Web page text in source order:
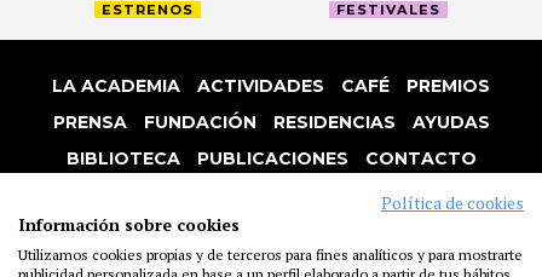
ESTRENOS FESTIVALES
LA ACADEMIA ACTIVIDADES CAFÉ
PREMIOS
PRENSA
FUNDACIÓN RESIDENCIAS
AYUDAS
BIBLIOTECA
PUBLICACIONES
CONTACTO
COOKIES
Política de cookies
Información sobre cookies
Utilizamos cookies propias y de terceros para fines analíticos y para mostrarte